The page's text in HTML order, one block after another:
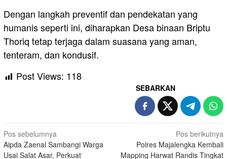
Dengan langkah preventif dan pendekatan yang
humanis seperti ini, diharapkan Desa binaan Briptu
Thoriq tetap terjaga dalam suasana yang aman,
tenteram, dan kondusif.
Post Views: 118
SEBARKAN
Navigasi
pos
Pos sebelumnya
Aipda Zaenal Sambangi Warga
Usai Salat Asar, Perkuat
Pos berikutnya
Polres Majalengka Kembali
Mapping Harwat Randis Tingkat